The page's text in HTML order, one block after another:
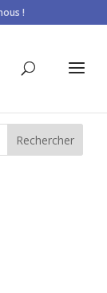
!
Rechercher